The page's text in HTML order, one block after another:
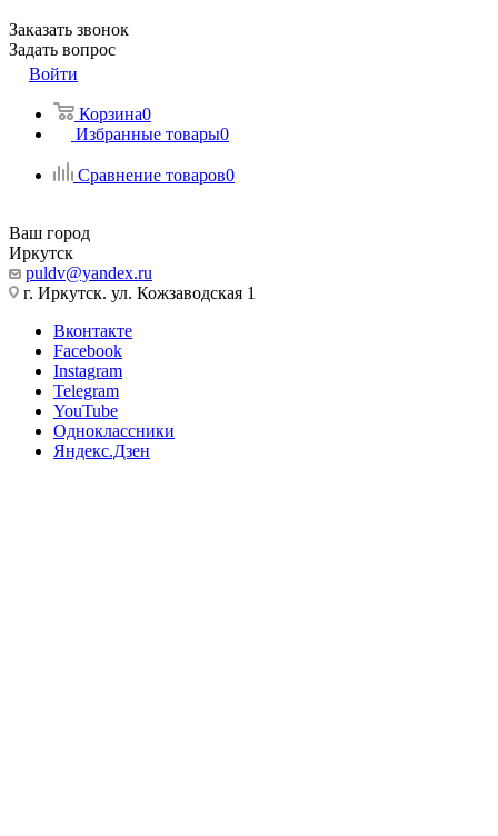
Заказать звонок
Задать вопрос
Войти
Корзина0
Избранные товары0
Сравнение товаров0
Ваш город
Иркутск
puldv@yandex.ru
г. Иркутск. ул. Кожзаводская 1
Вконтакте
Facebook
Instagram
Telegram
YouTube
Одноклассники
Яндекс.Дзен